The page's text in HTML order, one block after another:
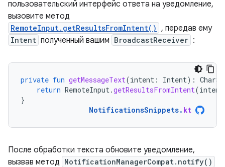
пользовательский интерфейс ответа на уведомление,
вызовите метод
RemoteInput.getResultsFromIntent() , передав ему
Intent полученный вашим BroadcastReceiver :
private fun getMessageText(intent : Intent):
return RemoteInput .getResultsFromIntent(intent
}
NotificationsSnippets. kt
После обработки текста обновите уведомление,
вызвав метод NotificationManagerCompat.notify()